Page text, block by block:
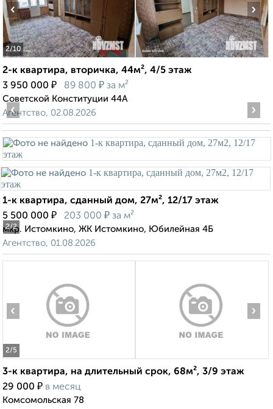
2/10
‹ ›
2-к квартира, вторичка, 44м², 4/5 этаж
3 950 000 ₽ 89 800 ₽ за м²
Советской Конституции 44А
Агентство, 02.08.2026
2/2
‹ ›
1-к квартира, сданный дом, 27м², 12/17 этаж
5 500 000 ₽ 203 000 ₽ за м²
мкр. Истомкино, ЖК Истомкино, Юбилейная 4Б
Агентство, 01.08.2026
2/5
‹ ›
3-к квартира, на длительный срок, 68м², 3/9 этаж
29 000 ₽ в месяц
Комсомольская 78